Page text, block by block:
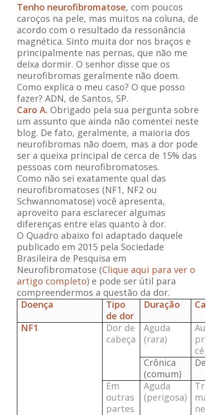
Tenho neurofibromatose, com poucos
caroços na pele, mas muitos na coluna, de
acordo com o resultado da ressonância
magnética. Sinto muita dor nos braços e
principalmente nas pernas, que não me
deixa dormir. O senhor disse que os
neurofibromas geralmente não doem.
Como explica o meu caso? O que posso
fazer? ADN, de Santos, SP.
Caro A. Obrigado pela sua pergunta sobre
um assunto que ainda não comentei neste
blog. De fato, geralmente, a maioria dos
neurofibromas não doem, mas a dor pode
ser a queixa principal de cerca de 15% das
pessoas com neurofibromatoses.
Como não sei exatamente qual das
neurofibromatoses (NF1, NF2 ou
Schwannomatose) você apresenta,
aproveito para esclarecer algumas
diferenças entre elas quanto à dor.
O Quadro abaixo foi adaptado daquele
publicado em 2015 pela Sociedade
Brasileira de Pesquisa em
Neurofibromatose (Clique aqui para ver o
artigo completo) e pode ser útil para
compreendermos a questão da dor.
Doença
Tipo
de dor
Duração
Causa
NF1
Dor de
cabeça
Aguda
(rara)
Crônica
(comum)
Em
outras
partes
Aguda
(perigosa)